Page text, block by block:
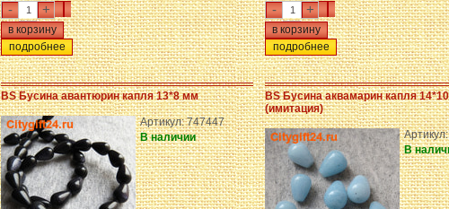
- +
подробнее
- +
подробнее
BS Бусина авантюрин капля 13*8 мм
Артикул: 747447
В наличии
BS Бусина аквамарин капля
(имитация)
В